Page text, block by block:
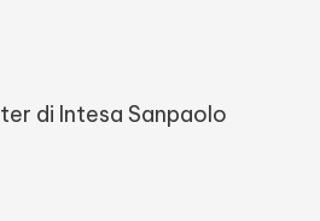
di Intesa Sanpaolo